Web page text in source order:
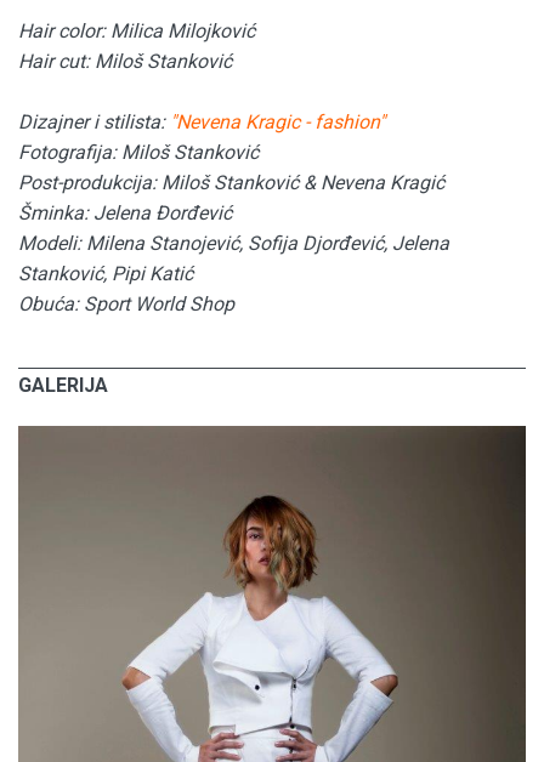
Hair color: Milica Milojković
Hair cut: Miloš Stanković
Dizajner i stilista: "Nevena Kragic - fashion"
Fotografija: Miloš Stanković
Post-produkcija: Miloš Stanković & Nevena Kragić
Šminka: Jelena Đorđević
Modeli: Milena Stanojević, Sofija Djorđević, Jelena
Stanković, Pipi Katić
Obuća: Sport World Shop
GALERIJA